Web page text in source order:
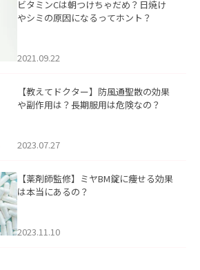
ビタミンCは朝つけちゃだめ？日焼け
やシミの原因になるってホント？
2021.09.22
【教えてドクター】防風通聖散の効果
や副作用は？長期服用は危険なの？
2023.07.27
【薬剤師監修】ミヤBM錠に痩せる効果
は本当にあるの？
2023.11.10